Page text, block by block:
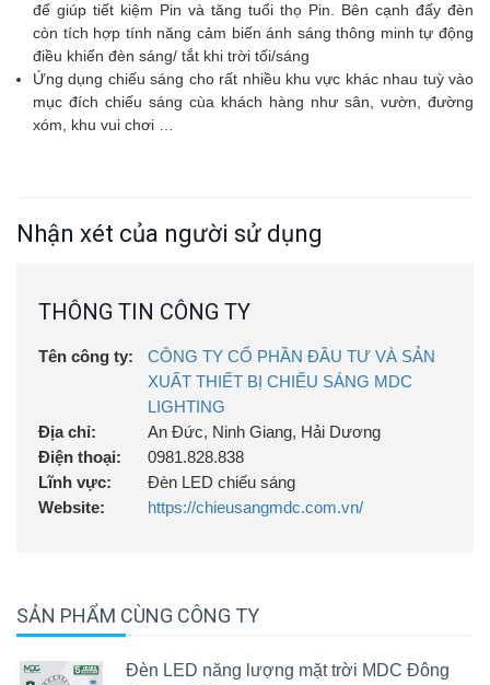
để giúp tiết kiệm Pin và tăng tuổi thọ Pin. Bên cạnh đấy đèn
còn tích hợp tính năng cảm biến ánh sáng thông minh tự động
điều khiển đèn sáng/ tắt khi trời tối/sáng
Ứng dụng chiếu sáng cho rất nhiều khu vực khác nhau tuỳ vào
mục đích chiếu sáng cùa khách hàng như sân, vườn, đường
xóm, khu vui chơi …
Nhận xét của người sử dụng
THÔNG TIN CÔNG TY
Tên công ty:
CÔNG TY CỔ PHẦN ĐẦU TƯ VÀ SẢN
XUẤT THIẾT BỊ CHIẾU SÁNG MDC
LIGHTING
Địa chỉ:
An Đức, Ninh Giang, Hải Dương
Điện thoại:
0981.828.838
Lĩnh vực:
Đèn LED chiếu sáng
Website:
https://chieusangmdc.com.vn/
SẢN PHẨM CÙNG CÔNG TY
Đèn LED năng lượng mặt trời MDC Đông